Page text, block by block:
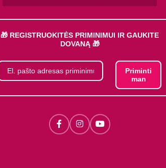
🎁 REGISTRUOKITĖS PRIMINIMUI IR GAUKITE
DOVANĄ 🎁
Priminti
man